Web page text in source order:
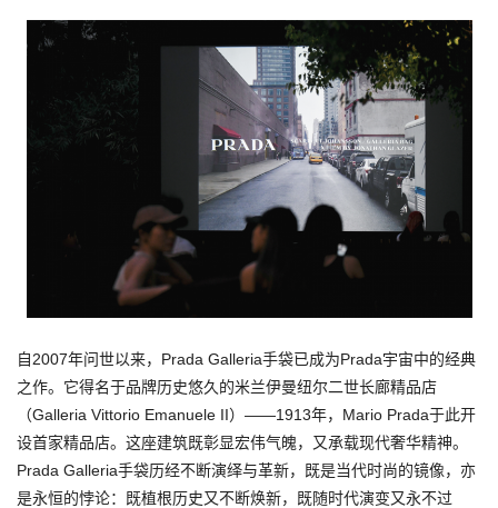
自2007年问世以来，Prada Galleria手袋已成为Prada宇宙中的经典
之作。它得名于品牌历史悠久的米兰伊曼纽尔二世长廊精品店
（Galleria Vittorio Emanuele II）——1913年，Mario Prada于此开
设首家精品店。这座建筑既彰显宏伟气魄，又承载现代奢华精神。
Prada Galleria手袋历经不断演绎与革新，既是当代时尚的镜像，亦
是永恒的悖论：既植根历史又不断焕新，既随时代演变又永不过